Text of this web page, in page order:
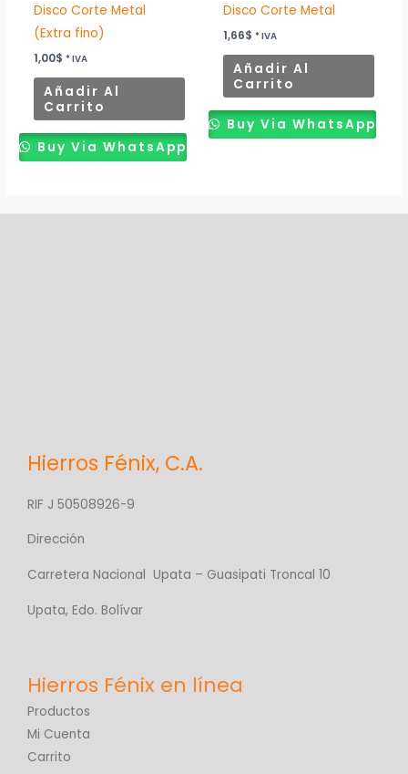
Disco Corte Metal
(Extra fino)
1,00$ * IVA
Añadir Al
Carrito
Buy Via WhatsApp
Disco Corte Metal
1,66$ * IVA
Añadir Al
Carrito
Buy Via WhatsApp
Hierros Fénix, C.A.
RIF J 50508926-9
Dirección
Carretera Nacional Upata – Guasipati Troncal 10
Upata, Edo. Bolívar
Productos
Mi Cuenta
Carrito